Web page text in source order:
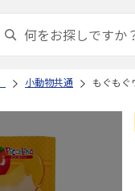
小動物共通 もぐもぐ